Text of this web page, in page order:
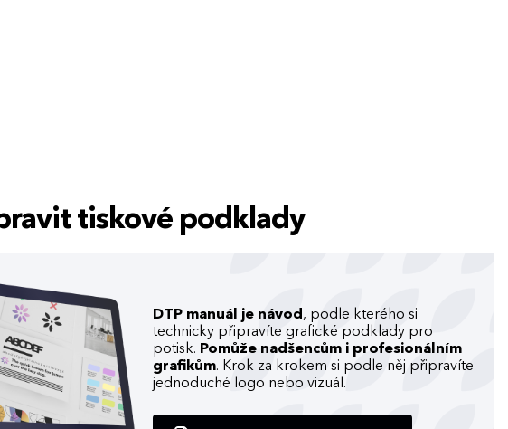
tiskové podklady
DTP manuál je návod , podle kterého si
technicky připravíte grafické podklady pro
potisk. Pomůže nadšencům i profesionálním
grafikům. Krok za krokem si podle něj připravíte
jednoduché logo nebo vizuál.